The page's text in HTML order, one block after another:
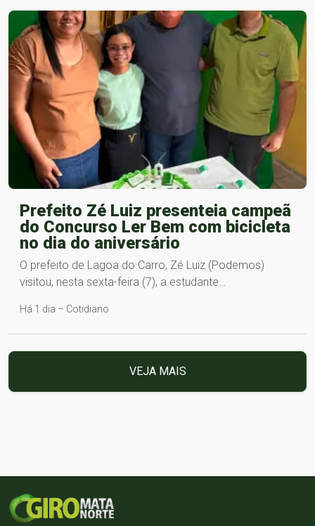
Prefeito Zé Luiz presenteia campeã
do Concurso Ler Bem com bicicleta
no dia do aniversário
O prefeito de Lagoa do Carro, Zé Luiz (Podemos)
visitou, nesta sexta-feira (7), a estudante…
Há 1 dia – Cotidiano
VEJA MAIS